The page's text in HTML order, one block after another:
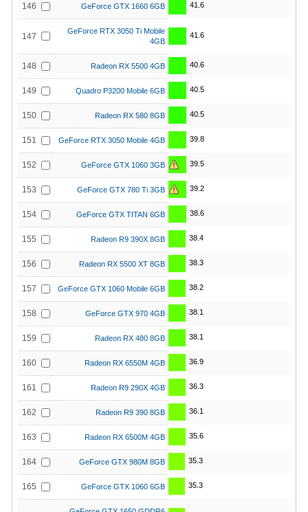
146 GeForce GTX 1660 6GB 41.6
147
GeForce RTX 3050 Ti Mobile
4GB
41.6
148 Radeon RX 5500 4GB 40.6
149 Quadro P3200 Mobile 6GB 40.5
150 Radeon RX 580 8GB 40.5
151 GeForce RTX 3050 Mobile 4GB 39.8
152 GeForce GTX 1060 3GB 39.5
153 GeForce GTX 780 Ti 3GB 39.2
154 GeForce GTX TITAN 6GB 38.6
155 Radeon R9 390X 8GB 38.4
156 Radeon RX 5500 XT 8GB 38.3
157 GeForce GTX 1060 Mobile 6GB 38.2
158 GeForce GTX 970 4GB 38.1
159 Radeon RX 480 8GB 38.1
160 Radeon RX 6550M 4GB 36.9
161 Radeon R9 290X 4GB 36.3
162 Radeon R9 390 8GB 36.1
163 Radeon RX 6500M 4GB 35.6
164 GeForce GTX 980M 8GB 35.3
165 GeForce GTX 1060 6GB 35.3